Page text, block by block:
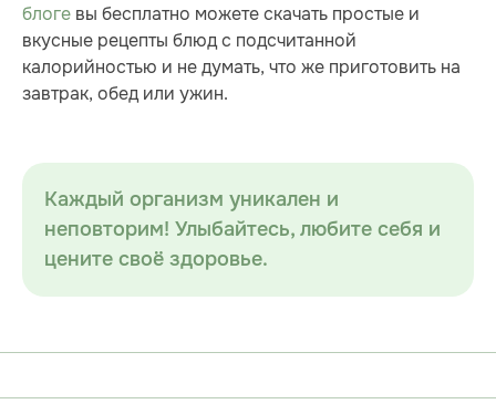
блоге вы бесплатно можете скачать простые и
вкусные рецепты блюд с подсчитанной
калорийностью и не думать, что же приготовить на
завтрак, обед или ужин.
Каждый организм уникален и
неповторим! Улыбайтесь, любите себя и
цените своё здоровье.